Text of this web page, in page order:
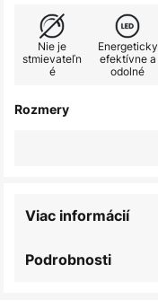
Nie je
stmievateľn
é
Energeticky
efektívne a
odolné
Rozmery
Podrobnosti
Viac informácií